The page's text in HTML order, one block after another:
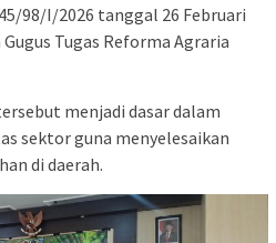
98/I/2026 tanggal 26 Februari
Tugas Reforma Agraria
menjadi dasar dalam
sektor guna menyelesaikan
di daerah.